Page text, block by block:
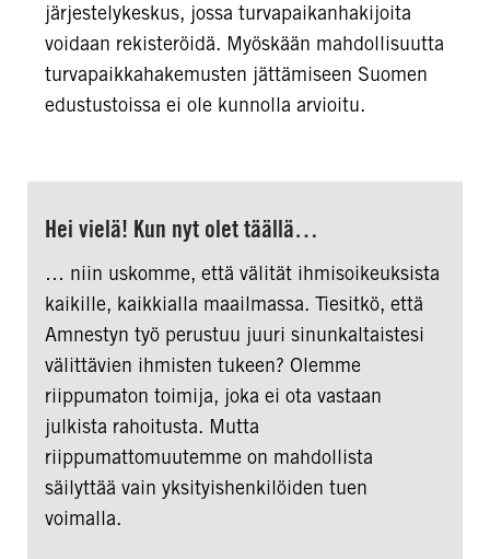
järjestelykeskus, jossa turvapaikanhakijoita
voidaan rekisteröidä. Myöskään mahdollisuutta
turvapaikkahakemusten jättämiseen Suomen
edustustoissa ei ole kunnolla arvioitu.
Hei vielä! Kun nyt olet täällä…
… niin uskomme, että välität ihmisoikeuksista
kaikille, kaikkialla maailmassa. Tiesitkö, että
Amnestyn työ perustuu juuri sinunkaltaistesi
välittävien ihmisten tukeen? Olemme
riippumaton toimija, joka ei ota vastaan
julkista rahoitusta. Mutta
riippumattomuutemme on mahdollista
säilyttää vain yksityishenkilöiden tuen
voimalla.